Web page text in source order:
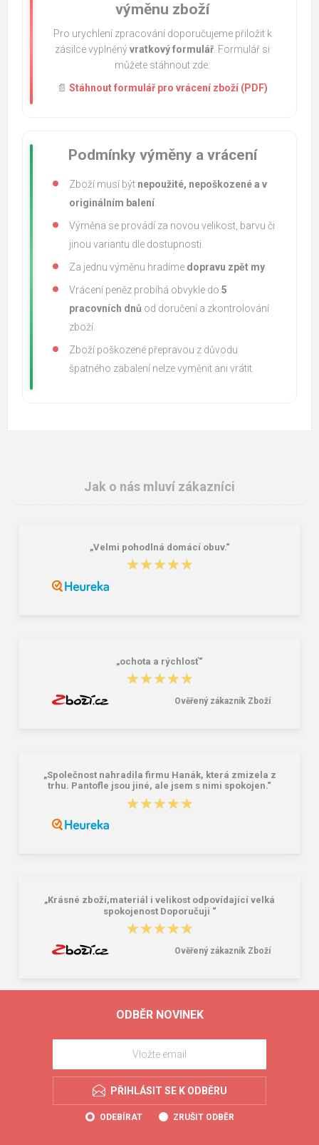
výměnu zboží
Pro urychlení zpracování doporučujeme přiložit k
zásilce vyplněnývratkový formulář . Formulář si
můžete stáhnout zde:
📄 Stáhnout formulář pro vrácení zboží (PDF)
Podmínky výměny a vrácení
Zboží musí být nepoužité, nepoškozené a v
originálním balení
Výměna se provádí za novou velikost, barvu či
jinou variantu dle dostupnosti.
Za jednu výměnu hradíme dopravu zpět my
Vrácení peněz probíhá obvykle do 5
pracovních dnů od doručení a zkontrolování
zboží.
Zboží poškozené přepravou z důvodu
špatného zabalení nelze vyměnit ani vrátit.
Jak o nás mluví zákazníci
„Velmi pohodlná domácí obuv.“
★★★★★
★★★★★
„ochota a rýchlosť“
★★★★★
★★★★★
Ověřený zákazník Zboží
„Společnost nahradila firmu Hanák, která zmizela z
trhu. Pantofle jsou jiné, ale jsem s nimi spokojen.“
★★★★★
★★★★★
„Krásné zboží,materiál i velikost odpovídající velká
spokojenost Doporučuji “
★★★★★
★★★★★
Ověřený zákazník Zboží
ODBĚR NOVINEK
PŘIHLÁSIT SE K ODBĚRU
ODEBÍRAT ZRUŠIT ODBĚR